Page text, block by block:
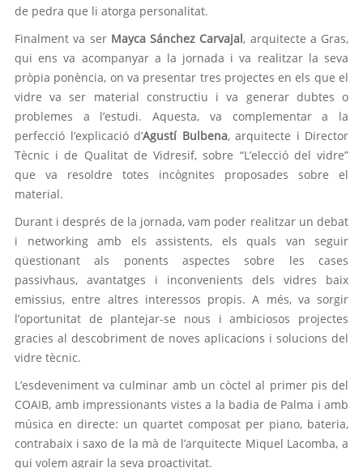
de pedra que li atorga personalitat.
Finalment va ser Mayca Sánchez Carvajal, arquitecte a Gras,
qui ens va acompanyar a la jornada i va realitzar la seva
pròpia ponència, on va presentar tres projectes en els que el
vidre va ser material constructiu i va generar dubtes o
problemes a l’estudi. Aquesta, va complementar a la
perfecció l’explicació d’Agustí Bulbena, arquitecte i Director
Tècnic i de Qualitat de Vidresif, sobre “L’elecció del vidre”
que va resoldre totes incògnites proposades sobre el
material.
Durant i després de la jornada, vam poder realitzar un debat
i networking amb els assistents, els quals van seguir
qüestionant als ponents aspectes sobre les cases
passivhaus, avantatges i inconvenients dels vidres baix
emissius, entre altres interessos propis. A més, va sorgir
l’oportunitat de plantejar-se nous i ambiciosos projectes
gracies al descobriment de noves aplicacions i solucions del
vidre tècnic.
L’esdeveniment va culminar amb un còctel al primer pis del
COAIB, amb impressionants vistes a la badia de Palma i amb
música en directe: un quartet composat per piano, bateria,
contrabaix i saxo de la mà de l’arquitecte Miquel Lacomba, a
qui volem agrair la seva proactivitat.